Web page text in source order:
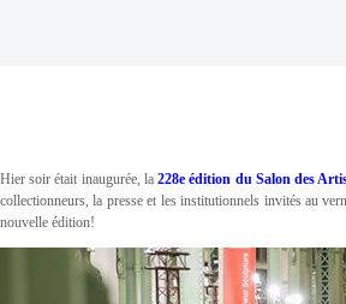
Hier soir était inaugurée, la228e édition du Salon des
collectionneurs, la presse et les institutionnels invités au
nouvelle édition!